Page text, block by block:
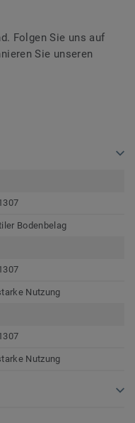
Folgen Sie uns auf
Sie unseren
Bodenbelag
Nutzung
Nutzung